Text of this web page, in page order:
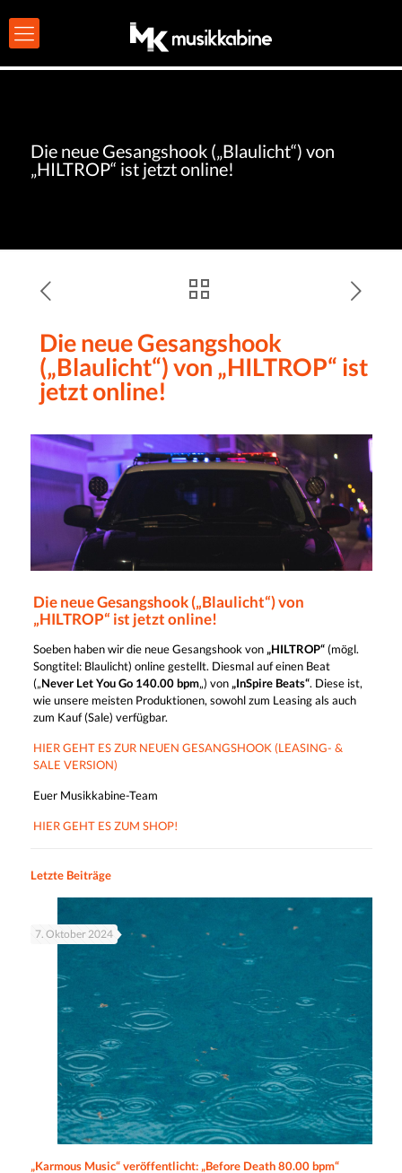
Die neue Gesangshook („Blaulicht“) von
„HILTROP“ ist jetzt online!
Die neue Gesangshook
(„Blaulicht“) von „HILTROP“ ist
jetzt online!
Die neue Gesangshook („Blaulicht“) von
„HILTROP“ ist jetzt online!
Soeben haben wir die neue Gesangshook von „HILTROP“(mögl.
Songtitel: Blaulicht) online gestellt. Diesmal auf einen Beat
(„Never Let You Go 140.00 bpm„) von „InSpire Beats“. Diese ist,
wie unsere meisten Produktionen, sowohl zum Leasing als auch
zum Kauf (Sale) verfügbar.
HIER GEHT ES ZUR NEUEN GESANGSHOOK (LEASING- &
SALE VERSION)
Euer Musikkabine-Team
HIER GEHT ES ZUM SHOP!
Letzte Beiträge
7. Oktober 2024
„Karmous Music“ veröffentlicht: „Before Death 80.00 bpm“